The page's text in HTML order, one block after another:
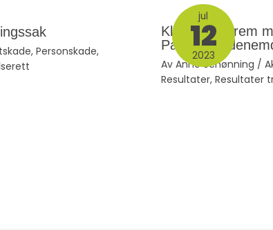
, Personskade,
jul
12
2023
Klient vant frem
Av Anne Schønning /
Resultater, Resultater